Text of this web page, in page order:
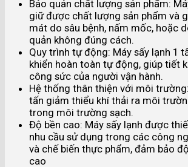
Bảo quản chất lượng sản phẩm:
giữ được chất lượng sản phẩm và
mát do sâu bệnh, nấm mốc, hoặc
quản không đúng cách.
Quy trình tự động: Máy sấy lạnh 1
khiển hoàn toàn tự động, giúp tiết
công sức của người vận hành.
Hệ thống thân thiện với môi
tấn giảm thiểu khí thải ra môi
trong môi trường sạch.
Độ bền cao: Máy sấy lạnh được
nhu cầu sử dụng trong các công
và chế biến thực phẩm, đảm bảo
cao